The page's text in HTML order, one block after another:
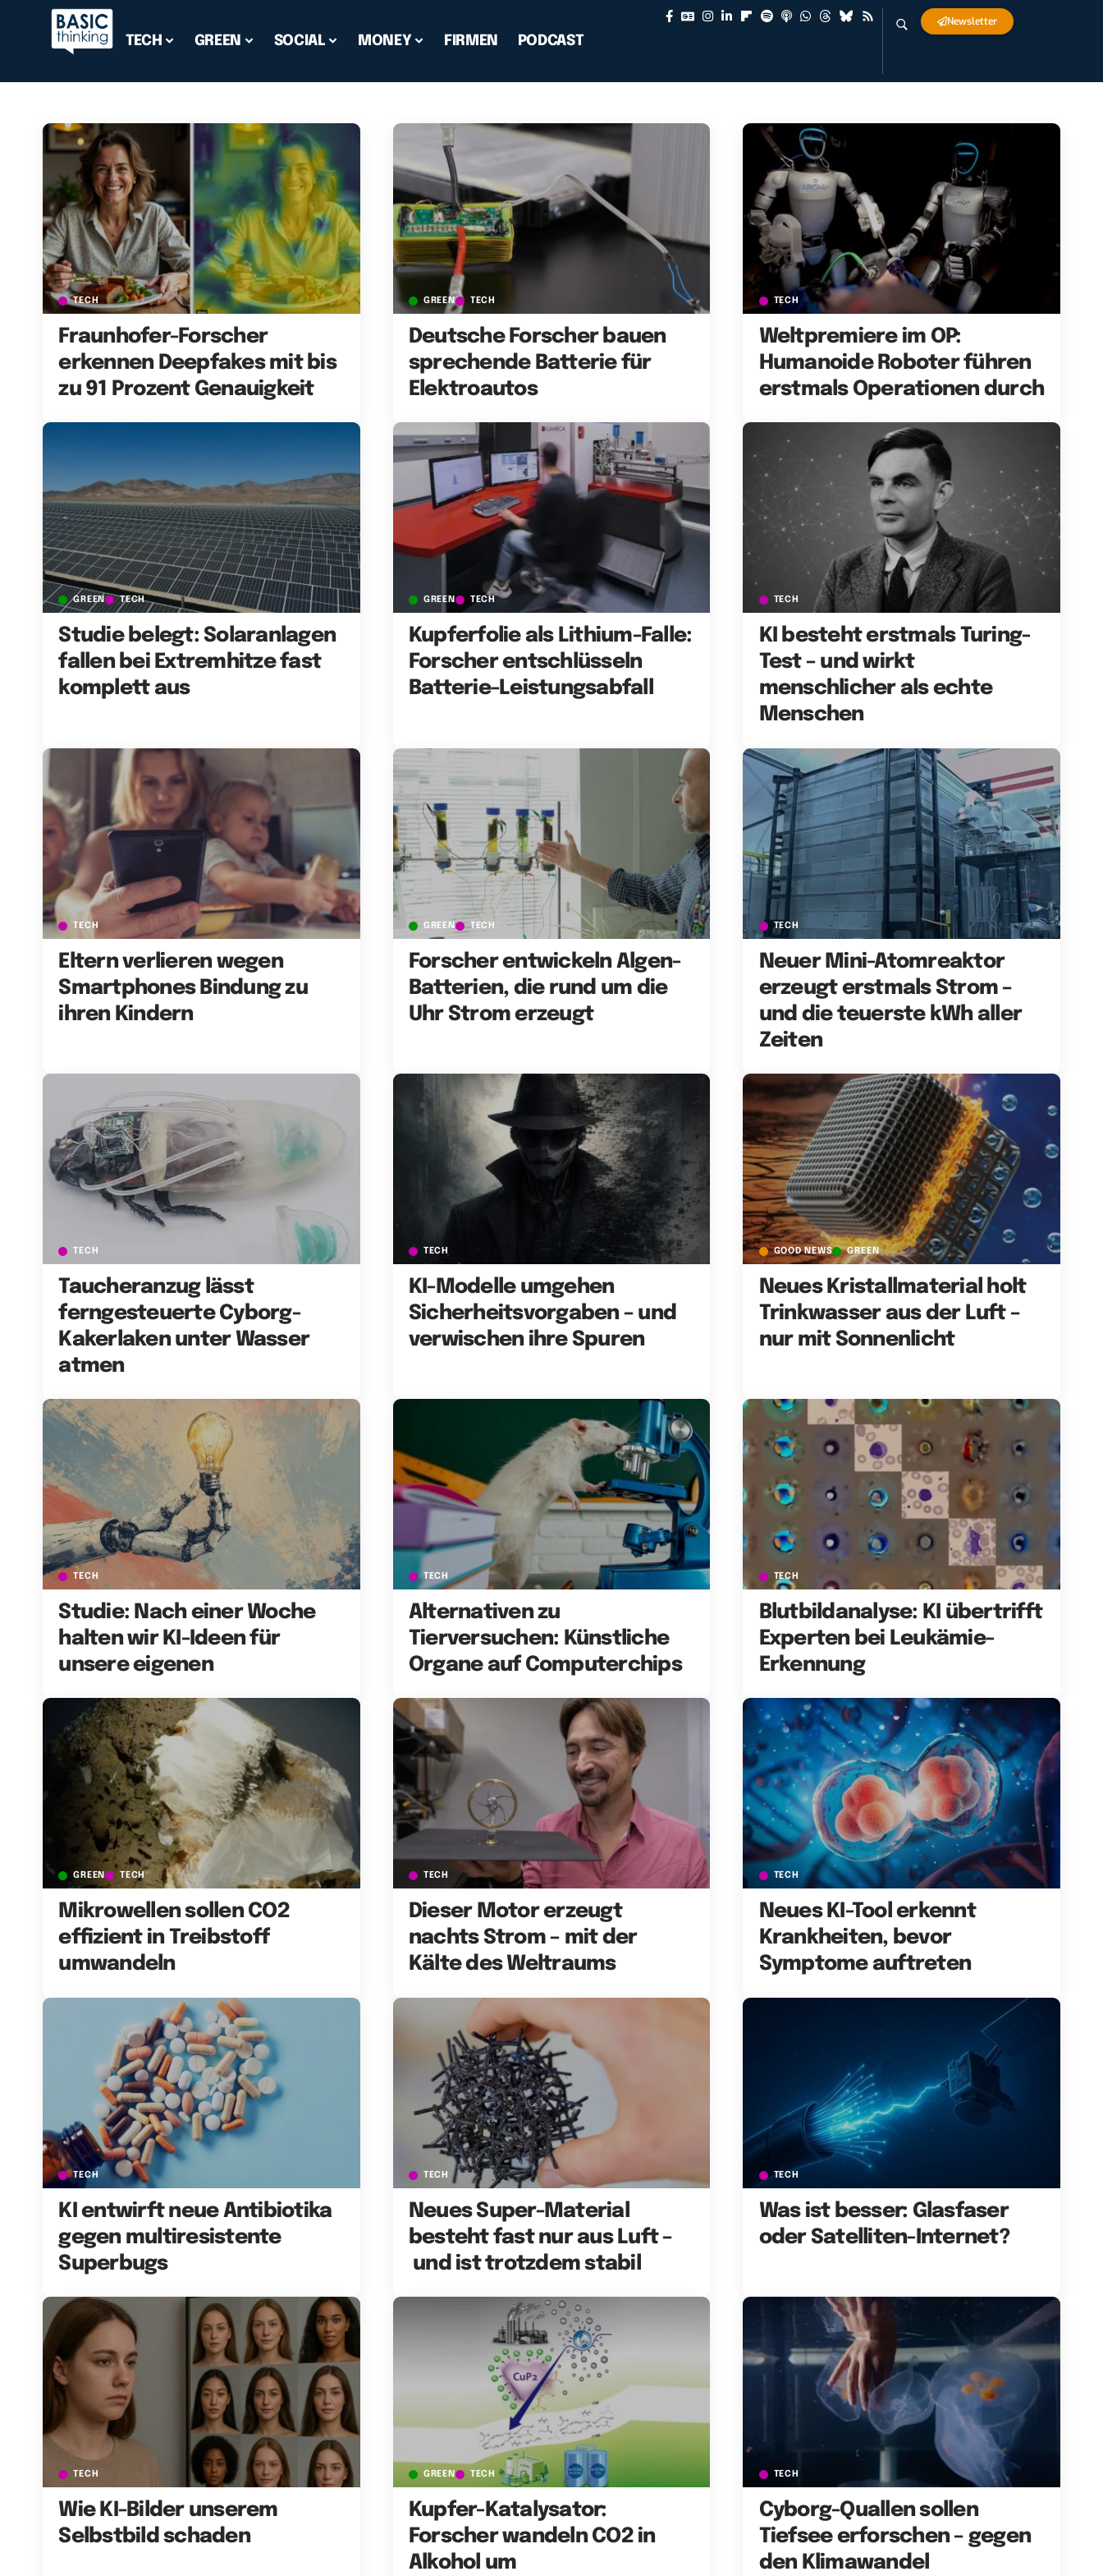
TECH GREEN SOCIAL MONEY FIRMEN PODCAST
Newsletter
TECH
Fraunhofer-Forscher
erkennen Deepfakes mit bis
zu 91 Prozent Genauigkeit
GREEN TECH
Deutsche Forscher bauen
sprechende Batterie für
Elektroautos
TECH
Weltpremiere im OP:
Humanoide Roboter führen
erstmals Operationen durch
GREEN TECH
Studie belegt: Solaranlagen
fallen bei Extremhitze fast
komplett aus
GREEN TECH
Kupferfolie als Lithium-Falle:
Forscher entschlüsseln
Batterie-Leistungsabfall
TECH
KI besteht erstmals Turing-
Test – und wirkt
menschlicher als echte
Menschen
TECH
Eltern verlieren wegen
Smartphones Bindung zu
ihren Kindern
GREEN TECH
Forscher entwickeln Algen-
Batterien, die rund um die
Uhr Strom erzeugt
TECH
Neuer Mini-Atomreaktor
erzeugt erstmals Strom –
und die teuerste kWh aller
Zeiten
TECH
Taucheranzug lässt
ferngesteuerte Cyborg-
Kakerlaken unter Wasser
atmen
TECH
KI-Modelle umgehen
Sicherheitsvorgaben – und
verwischen ihre Spuren
GOOD NEWS GREEN
Neues Kristallmaterial holt
Trinkwasser aus der Luft –
nur mit Sonnenlicht
TECH
Studie: Nach einer Woche
halten wir KI-Ideen für
unsere eigenen
TECH
Alternativen zu
Tierversuchen: Künstliche
Organe auf Computerchips
TECH
Blutbildanalyse: KI übertrifft
Experten bei Leukämie-
Erkennung
GREEN TECH
Mikrowellen sollen CO2
effizient in Treibstoff
umwandeln
TECH
Dieser Motor erzeugt
nachts Strom – mit der
Kälte des Weltraums
TECH
Neues KI-Tool erkennt
Krankheiten, bevor
Symptome auftreten
TECH
KI entwirft neue Antibiotika
gegen multiresistente
Superbugs
TECH
Neues Super-Material
besteht fast nur aus Luft –
und ist trotzdem stabil
TECH
Was ist besser: Glasfaser
oder Satelliten-Internet?
TECH
Wie KI-Bilder unserem
Selbstbild schaden
GREEN TECH
Kupfer-Katalysator:
Forscher wandeln CO2 in
Alkohol um
TECH
Cyborg-Quallen sollen
Tiefsee erforschen – gegen
den Klimawandel